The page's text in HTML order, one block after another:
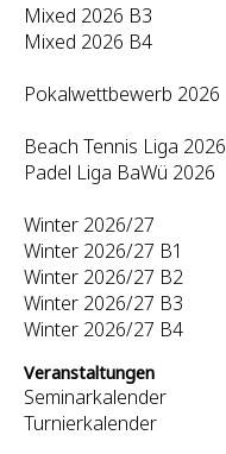
Mixed 2026 B3
Mixed 2026 B4
Pokalwettbewerb 2026
Beach Tennis Liga 2026
Padel Liga BaWü 2026
Winter 2026/27
Winter 2026/27 B1
Winter 2026/27 B2
Winter 2026/27 B3
Winter 2026/27 B4
Veranstaltungen
Seminarkalender
Turnierkalender